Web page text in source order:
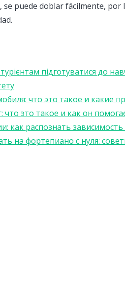
puede doblar fácilmente,
підготуватися до
что это такое и какие
это такое и как он
как распознать
на фортепиано с нуля: